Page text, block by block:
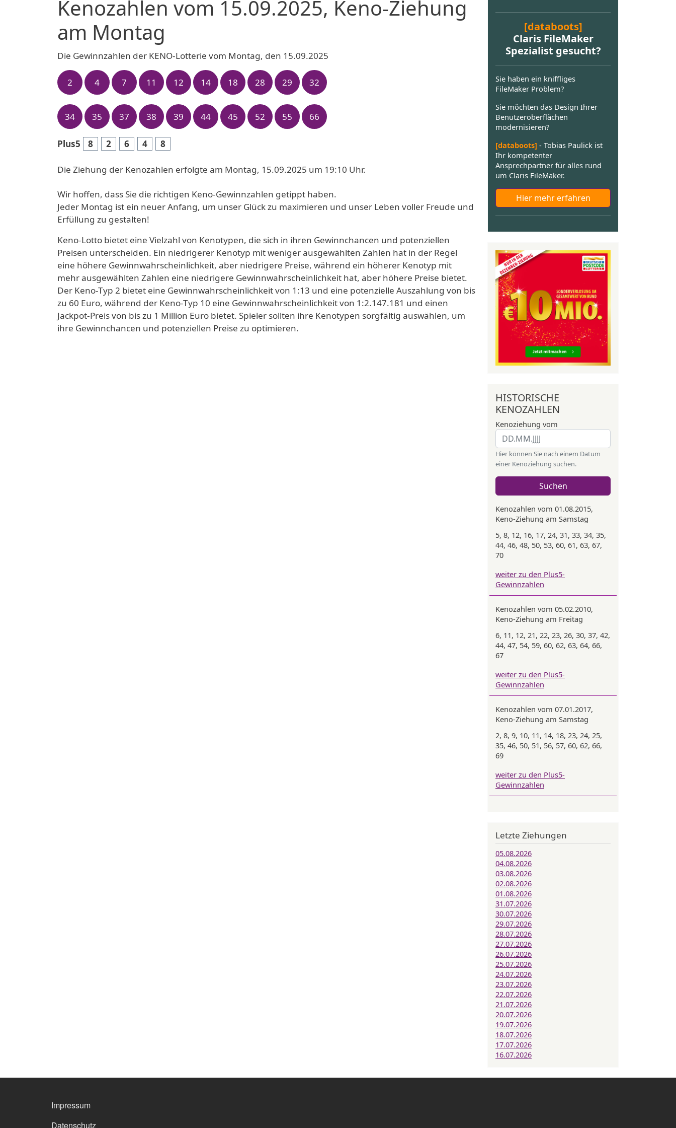
Kenozahlen vom 15.09.2025, Keno-Ziehung
am Montag
Die Gewinnzahlen der KENO-Lotterie vom Montag, den 15.09.2025
2 4 7 11 12 14 18 28 29 32
34 35 37 38 39 44 45 52 55 66
Plus5 8 2 6 4 8
Die Ziehung der Kenozahlen erfolgte am Montag, 15.09.2025 um 19:10 Uhr.
Wir hoffen, dass Sie die richtigen Keno-Gewinnzahlen getippt haben.
Jeder Montag ist ein neuer Anfang, um unser Glück zu maximieren und unser Leben voller Freude und
Erfüllung zu gestalten!
Keno-Lotto bietet eine Vielzahl von Kenotypen, die sich in ihren Gewinnchancen und potenziellen
Preisen unterscheiden. Ein niedrigerer Kenotyp mit weniger ausgewählten Zahlen hat in der Regel
eine höhere Gewinnwahrscheinlichkeit, aber niedrigere Preise, während ein höherer Kenotyp mit
mehr ausgewählten Zahlen eine niedrigere Gewinnwahrscheinlichkeit hat, aber höhere Preise bietet.
Der Keno-Typ 2 bietet eine Gewinnwahrscheinlichkeit von 1:13 und eine potenzielle Auszahlung von bis
zu 60 Euro, während der Keno-Typ 10 eine Gewinnwahrscheinlichkeit von 1:2.147.181 und einen
Jackpot-Preis von bis zu 1 Million Euro bietet. Spieler sollten ihre Kenotypen sorgfältig auswählen, um
ihre Gewinnchancen und potenziellen Preise zu optimieren.
[databoots]
Claris FileMaker
Spezialist gesucht?
Sie haben ein kniffliges
FileMaker Problem?
Sie möchten das Design Ihrer
Benutzeroberflächen
modernisieren?
[databoots] - Tobias Paulick ist
Ihr kompetenter
Ansprechpartner für alles rund
um Claris FileMaker.
Hier mehr erfahren
HISTORISCHE
KENOZAHLEN
Kenoziehung vom
Hier können Sie nach einem Datum
einer Kenoziehung suchen.
Suchen
Kenozahlen vom 01.08.2015,
Keno-Ziehung am Samstag
5, 8, 12, 16, 17, 24, 31, 33, 34, 35,
44, 46, 48, 50, 53, 60, 61, 63, 67,
70
weiter zu den Plus5-
Gewinnzahlen
Kenozahlen vom 05.02.2010,
Keno-Ziehung am Freitag
6, 11, 12, 21, 22, 23, 26, 30, 37, 42,
44, 47, 54, 59, 60, 62, 63, 64, 66,
67
weiter zu den Plus5-
Gewinnzahlen
Kenozahlen vom 07.01.2017,
Keno-Ziehung am Samstag
2, 8, 9, 10, 11, 14, 18, 23, 24, 25,
35, 46, 50, 51, 56, 57, 60, 62, 66,
69
weiter zu den Plus5-
Gewinnzahlen
Letzte Ziehungen
05.08.2026
04.08.2026
03.08.2026
02.08.2026
01.08.2026
31.07.2026
30.07.2026
29.07.2026
28.07.2026
27.07.2026
26.07.2026
25.07.2026
24.07.2026
23.07.2026
22.07.2026
21.07.2026
20.07.2026
19.07.2026
18.07.2026
17.07.2026
16.07.2026
Impressum
Datenschutz